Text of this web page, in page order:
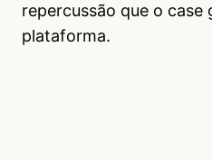
repercussão que o case
plataforma.